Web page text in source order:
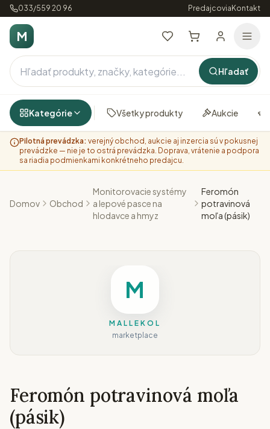
033/559 20 96 Predajcovia Kontakt
M
Hľadať
Kategórie Všetky produkty Aukcie
Pilotná prevádzka: verejný obchod, aukcie aj inzercia sú v pokusnej
prevádzke — nie je to ostrá prevádzka. Doprava, vrátenie a podpora
sa riadia podmienkami konkrétneho predajcu.
Domov Obchod
Monitorovacie systémy
a lepové pasce na
hlodavce a hmyz
Feromón
potravinová
moľa (pásik)
M
MALLEKOL
marketplace
Feromón potravinová moľa
(pásik)